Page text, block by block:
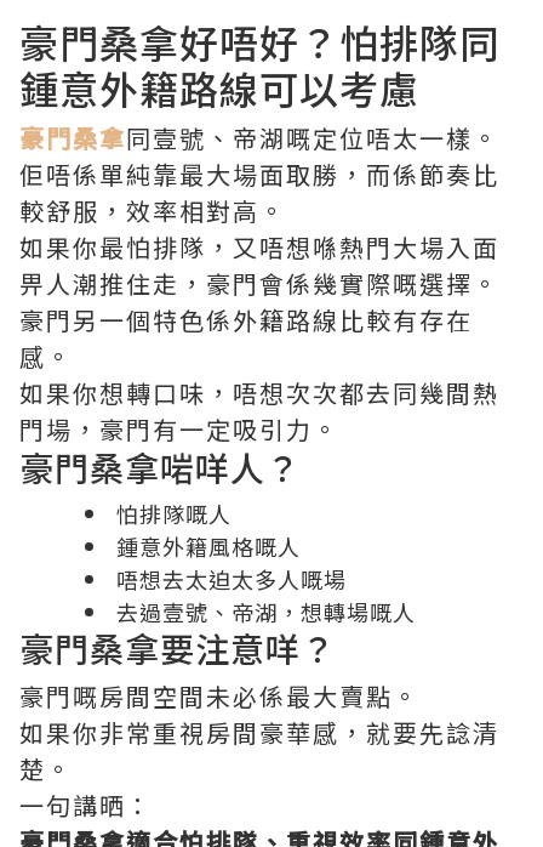
豪門桑拿好唔好？怕排隊同
鍾意外籍路線可以考慮
豪門桑拿同壹號、帝湖嘅定位唔太一樣。
佢唔係單純靠最大場面取勝，而係節奏比
較舒服，效率相對高。
如果你最怕排隊，又唔想喺熱門大場入面
畀人潮推住走，豪門會係幾實際嘅選擇。
豪門另一個特色係外籍路線比較有存在
感。
如果你想轉口味，唔想次次都去同幾間熱
門場，豪門有一定吸引力。
豪門桑拿啱咩人？
怕排隊嘅人
鍾意外籍風格嘅人
唔想去太迫太多人嘅場
去過壹號、帝湖，想轉場嘅人
豪門桑拿要注意咩？
豪門嘅房間空間未必係最大賣點。
如果你非常重視房間豪華感，就要先諗清
楚。
一句講晒：